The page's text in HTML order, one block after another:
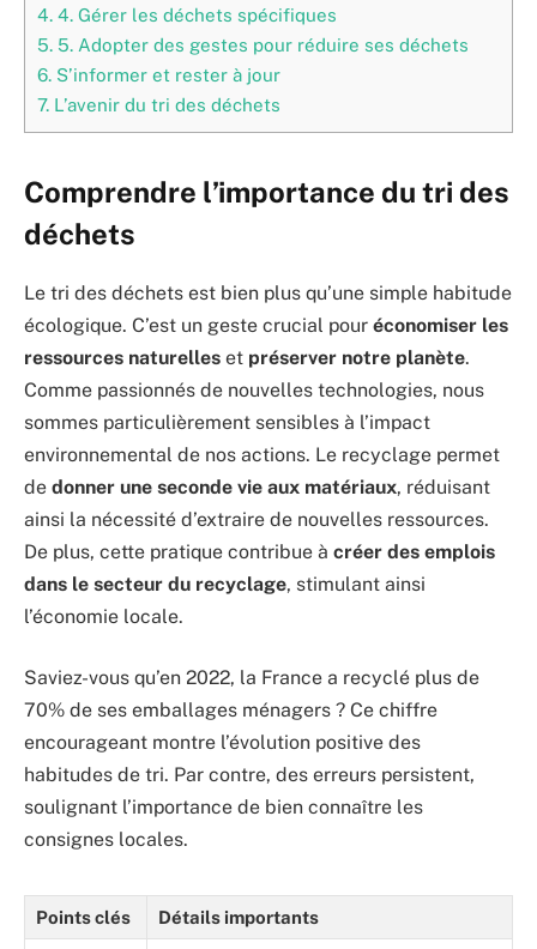
4. 4. Gérer les déchets spécifiques
5. 5. Adopter des gestes pour réduire ses déchets
6. S’informer et rester à jour
7. L’avenir du tri des déchets
Comprendre l’importance du tri des
déchets
Le tri des déchets est bien plus qu’une simple habitude
écologique. C’est un geste crucial pour économiser les
ressources naturelles et préserver notre planète.
Comme passionnés de nouvelles technologies, nous
sommes particulièrement sensibles à l’impact
environnemental de nos actions. Le recyclage permet
de donner une seconde vie aux matériaux, réduisant
ainsi la nécessité d’extraire de nouvelles ressources.
De plus, cette pratique contribue à créer des emplois
dans le secteur du recyclage, stimulant ainsi
l’économie locale.
Saviez-vous qu’en 2022, la France a recyclé plus de
70% de ses emballages ménagers ? Ce chiffre
encourageant montre l’évolution positive des
habitudes de tri. Par contre, des erreurs persistent,
soulignant l’importance de bien connaître les
consignes locales.
Points clés Détails importants